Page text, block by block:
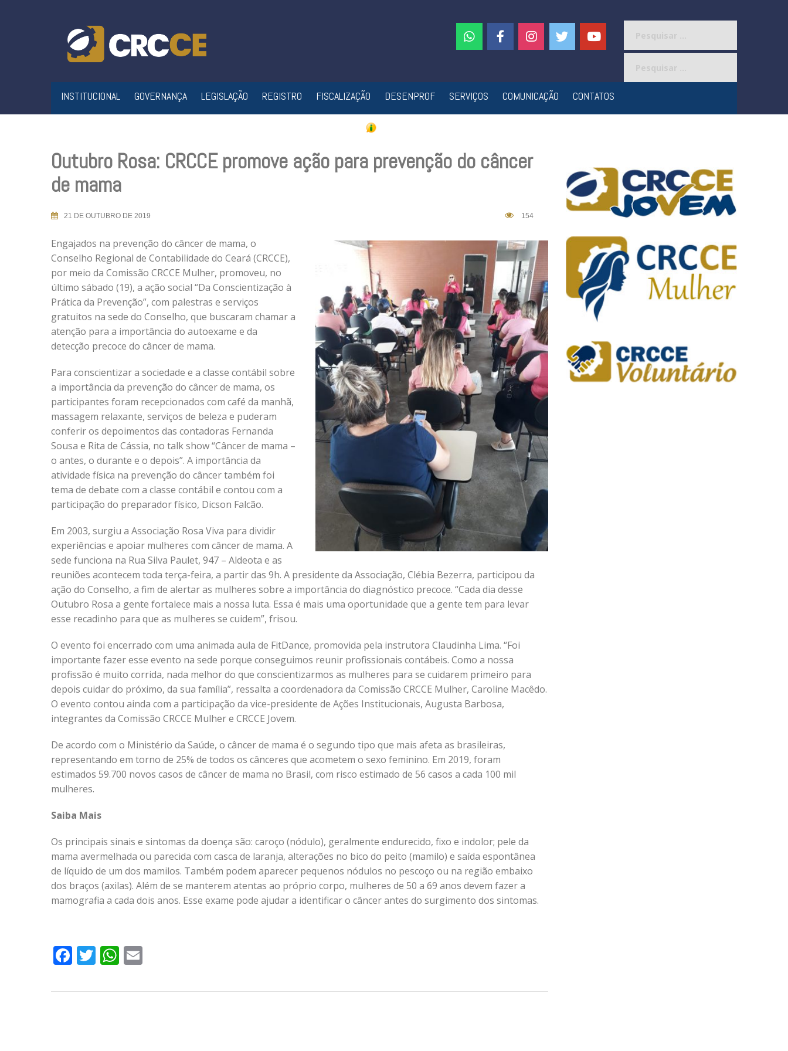
INSTITUCIONAL GOVERNANÇA LEGISLAÇÃO REGISTRO FISCALIZAÇÃO DESENPROF SERVIÇOS COMUNICAÇÃO CONTATOS
Outubro Rosa: CRCCE promove ação para prevenção do câncer
de mama
21 DE OUTUBRO DE 2019 154
Engajados na prevenção do câncer de mama, o
Conselho Regional de Contabilidade do Ceará (CRCCE),
por meio da Comissão CRCCE Mulher, promoveu, no
último sábado (19), a ação social “Da Conscientização à
Prática da Prevenção”, com palestras e serviços
gratuitos na sede do Conselho, que buscaram chamar a
atenção para a importância do autoexame e da
detecção precoce do câncer de mama.
Para conscientizar a sociedade e a classe contábil sobre
a importância da prevenção do câncer de mama, os
participantes foram recepcionados com café da manhã,
massagem relaxante, serviços de beleza e puderam
conferir os depoimentos das contadoras Fernanda
Sousa e Rita de Cássia, no talk show “Câncer de mama –
o antes, o durante e o depois”. A importância da
atividade física na prevenção do câncer também foi
tema de debate com a classe contábil e contou com a
participação do preparador físico, Dicson Falcão.
Em 2003, surgiu a Associação Rosa Viva para dividir
experiências e apoiar mulheres com câncer de mama. A
sede funciona na Rua Silva Paulet, 947 – Aldeota e as
reuniões acontecem toda terça-feira, a partir das 9h. A presidente da Associação, Clébia Bezerra, participou da
ação do Conselho, a fim de alertar as mulheres sobre a importância do diagnóstico precoce. “Cada dia desse
Outubro Rosa a gente fortalece mais a nossa luta. Essa é mais uma oportunidade que a gente tem para levar
esse recadinho para que as mulheres se cuidem”, frisou.
O evento foi encerrado com uma animada aula de FitDance, promovida pela instrutora Claudinha Lima. “Foi
importante fazer esse evento na sede porque conseguimos reunir profissionais contábeis. Como a nossa
profissão é muito corrida, nada melhor do que conscientizarmos as mulheres para se cuidarem primeiro para
depois cuidar do próximo, da sua família”, ressalta a coordenadora da Comissão CRCCE Mulher, Caroline Macêdo.
O evento contou ainda com a participação da vice-presidente de Ações Institucionais, Augusta Barbosa,
integrantes da Comissão CRCCE Mulher e CRCCE Jovem.
De acordo com o Ministério da Saúde, o câncer de mama é o segundo tipo que mais afeta as brasileiras,
representando em torno de 25% de todos os cânceres que acometem o sexo feminino. Em 2019, foram
estimados 59.700 novos casos de câncer de mama no Brasil, com risco estimado de 56 casos a cada 100 mil
mulheres.
Saiba Mais
Os principais sinais e sintomas da doença são: caroço (nódulo), geralmente endurecido, fixo e indolor; pele da
mama avermelhada ou parecida com casca de laranja, alterações no bico do peito (mamilo) e saída espontânea
de líquido de um dos mamilos. Também podem aparecer pequenos nódulos no pescoço ou na região embaixo
dos braços (axilas). Além de se manterem atentas ao próprio corpo, mulheres de 50 a 69 anos devem fazer a
mamografia a cada dois anos. Esse exame pode ajudar a identificar o câncer antes do surgimento dos sintomas.
Facebook
TwitterWhatsApp